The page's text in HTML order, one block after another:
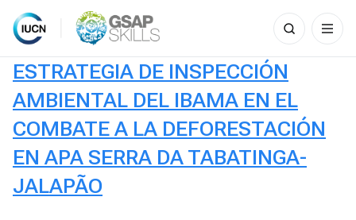
Skip
Search
for:
ESTRATEGIA DE INSPECCIÓN
AMBIENTAL DEL IBAMA EN EL
COMBATE A LA DEFORESTACIÓN
EN APA SERRA DA TABATINGA-
JALAPÃO